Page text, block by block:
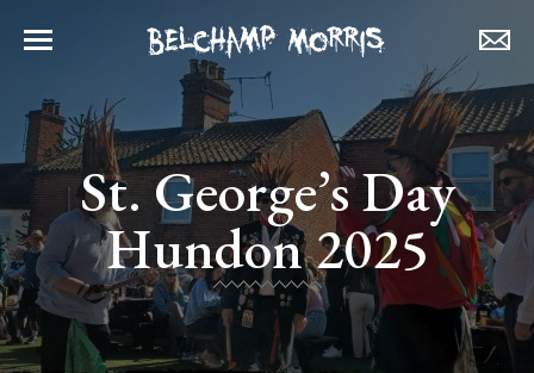
St. George’s Day
Hundon 2025